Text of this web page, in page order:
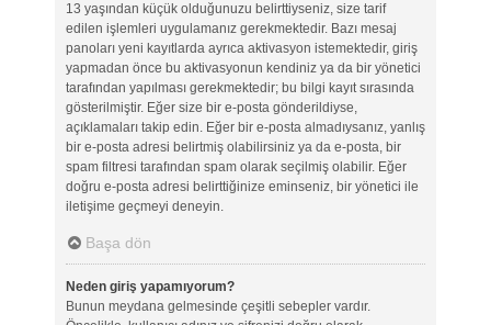
13 yaşından küçük olduğunuzu belirttiyseniz, size tarif
edilen işlemleri uygulamanız gerekmektedir. Bazı mesaj
panoları yeni kayıtlarda ayrıca aktivasyon istemektedir, giriş
yapmadan önce bu aktivasyonun kendiniz ya da bir yönetici
tarafından yapılması gerekmektedir; bu bilgi kayıt sırasında
gösterilmiştir. Eğer size bir e-posta gönderildiyse,
açıklamaları takip edin. Eğer bir e-posta almadıysanız, yanlış
bir e-posta adresi belirtmiş olabilirsiniz ya da e-posta, bir
spam filtresi tarafından spam olarak seçilmiş olabilir. Eğer
doğru e-posta adresi belirttiğinize eminseniz, bir yönetici ile
iletişime geçmeyi deneyin.
Başa dön
Neden giriş yapamıyorum?
Bunun meydana gelmesinde çeşitli sebepler vardır.